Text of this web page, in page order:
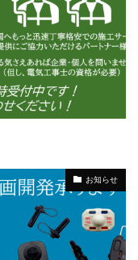
お知らせ